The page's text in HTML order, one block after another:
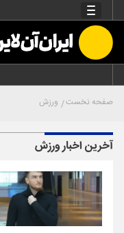
صفحه نخست ورزش
آخرین اخبار ورزش